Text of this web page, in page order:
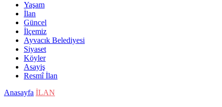
Yaşam
İlan
Güncel
İlçemiz
Ayvacık Belediyesi
Siyaset
Köyler
Asayiş
Resmî İlan
Anasayfa İLAN